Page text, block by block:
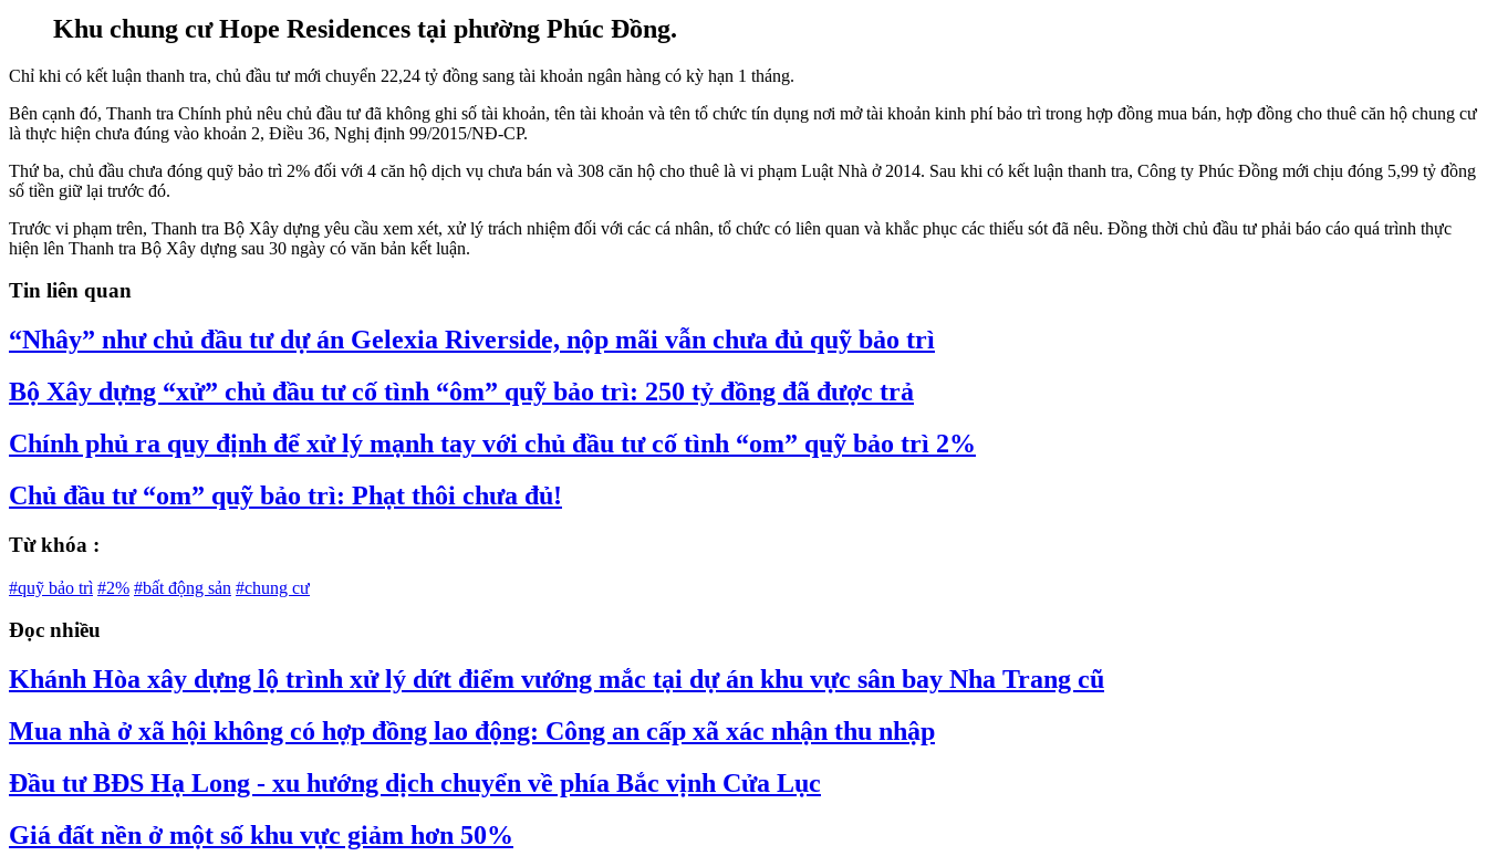
Khu chung cư Hope Residences tại phường Phúc Đồng.
Chỉ khi có kết luận thanh tra, chủ đầu tư mới chuyển 22,24 tỷ đồng sang tài khoản ngân hàng có kỳ hạn 1 tháng.
Bên cạnh đó, Thanh tra Chính phủ nêu chủ đầu tư đã không ghi số tài khoản, tên tài khoản và tên tổ chức tín dụng nơi mở tài khoản kinh phí bảo trì trong hợp đồng mua bán, hợp đồng cho thuê căn hộ chung cư
là thực hiện chưa đúng vào khoản 2, Điều 36, Nghị định 99/2015/NĐ-CP.
Thứ ba, chủ đầu chưa đóng quỹ bảo trì 2% đối với 4 căn hộ dịch vụ chưa bán và 308 căn hộ cho thuê là vi phạm Luật Nhà ở 2014. Sau khi có kết luận thanh tra, Công ty Phúc Đồng mới chịu đóng 5,99 tỷ đồng
số tiền giữ lại trước đó.
Trước vi phạm trên, Thanh tra Bộ Xây dựng yêu cầu xem xét, xử lý trách nhiệm đối với các cá nhân, tổ chức có liên quan và khắc phục các thiếu sót đã nêu. Đồng thời chủ đầu tư phải báo cáo quá trình thực
hiện lên Thanh tra Bộ Xây dựng sau 30 ngày có văn bản kết luận.
Tin liên quan
“Nhây” như chủ đầu tư dự án Gelexia Riverside, nộp mãi vẫn chưa đủ quỹ bảo trì
Bộ Xây dựng “xử” chủ đầu tư cố tình “ôm” quỹ bảo trì: 250 tỷ đồng đã được trả
Chính phủ ra quy định để xử lý mạnh tay với chủ đầu tư cố tình “om” quỹ bảo trì 2%
Chủ đầu tư “om” quỹ bảo trì: Phạt thôi chưa đủ!
Từ khóa :
#quỹ bảo trì #2% #bất động sản #chung cư
Đọc nhiều
Khánh Hòa xây dựng lộ trình xử lý dứt điểm vướng mắc tại dự án khu vực sân bay Nha Trang cũ
Mua nhà ở xã hội không có hợp đồng lao động: Công an cấp xã xác nhận thu nhập
Đầu tư BĐS Hạ Long - xu hướng dịch chuyển về phía Bắc vịnh Cửa Lục
Giá đất nền ở một số khu vực giảm hơn 50%